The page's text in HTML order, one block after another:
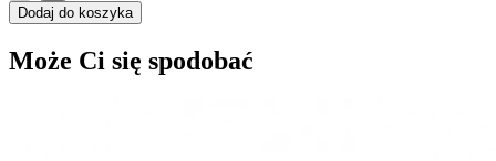
Dodaj do koszyka
Może Ci się spodobać